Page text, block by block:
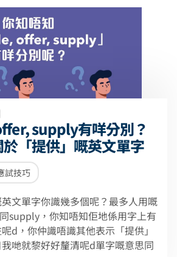
supply有咩分別？
「提供」嘅英文單字
試技巧
文單字你識幾多個呢？最多人用嘅
supply，你知唔知佢地係用字上有
d，你仲識唔識其他表示「提供」
哋就黎好好釐清呢d單字嘅意思同